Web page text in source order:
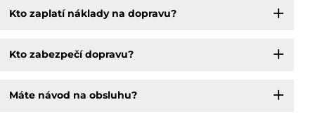
Kto zaplatí náklady na dopravu?
Kto zabezpečí dopravu?
Máte návod na obsluhu?